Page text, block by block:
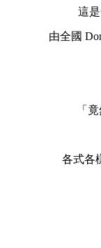
這
由全國
「
各式各